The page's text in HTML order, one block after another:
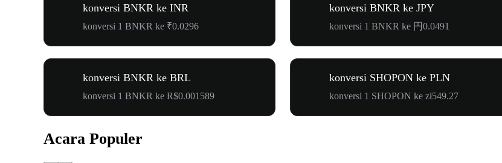
konversi BNKR ke INR
konversi 1 BNKR ke ₹0.0296
konversi BNKR ke JPY
konversi 1 BNKR ke 円0.0491
konversi BNKR ke BRL
konversi 1 BNKR ke R$0.001589
konversi SHOPON ke PLN
konversi 1 SHOPON ke zł549.27
Acara Populer